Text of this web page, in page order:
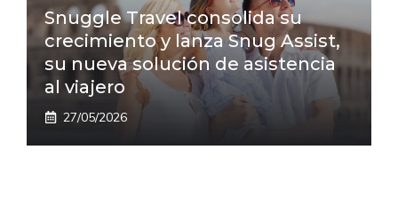
Snuggle Travel consolida su
crecimiento y lanza Snug Assist,
su nueva solución de asistencia
al viajero
27/05/2026